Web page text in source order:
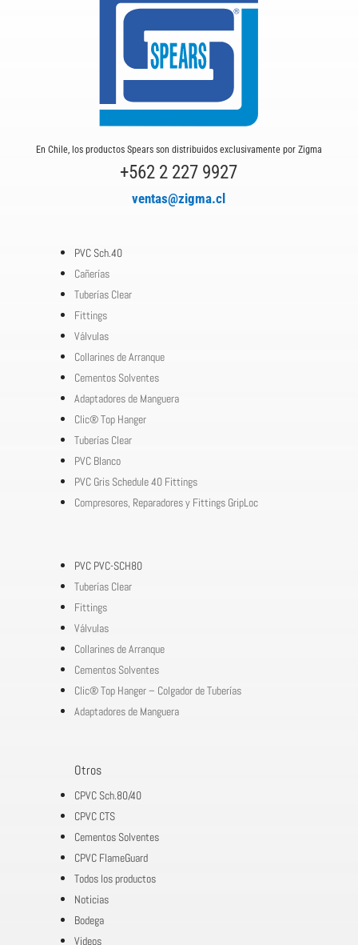
En Chile, los productos Spears son distribuidos exclusivamente por Zigma
+562 2 227 9927
ventas@zigma.cl
PVC Sch.40
Cañerías
Tuberías Clear
Fittings
Válvulas
Collarines de Arranque
Cementos Solventes
Adaptadores de Manguera
Clic® Top Hanger
Tuberías Clear
PVC Blanco
PVC Gris Schedule 40 Fittings
Compresores, Reparadores y Fittings GripLoc
PVC PVC-SCH80
Tuberías Clear
Fittings
Válvulas
Collarines de Arranque
Cementos Solventes
Clic® Top Hanger – Colgador de Tuberías
Adaptadores de Manguera
Otros
CPVC Sch.80/40
CPVC CTS
Cementos Solventes
CPVC FlameGuard
Todos los productos
Noticias
Bodega
Videos